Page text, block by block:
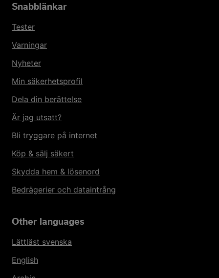
Snabblänkar
Tester
Varningar
Nyheter
Min säkerhetsprofil
Dela din berättelse
Är jag utsatt?
Bli tryggare på internet
Köp & sälj säkert
Skydda hem & lösenord
Bedrägerier och dataintrång
Other languages
Lättläst svenska
English